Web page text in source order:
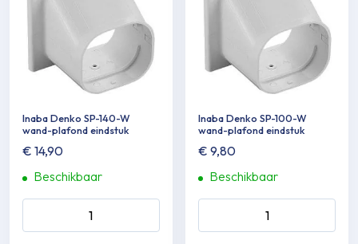
Inaba Denko SP-140-W
wand-plafond eindstuk
€ 14,90
Beschikbaar
Inaba Denko SP-140-W
wand-plafond eindstuk
Inaba Denko SP-100-W
wand-plafond eindstuk
€ 9,80
Beschikbaar
Inaba Denko SP-100-W
wand-plafond eindstuk